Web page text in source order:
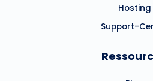
Hosting
Support-